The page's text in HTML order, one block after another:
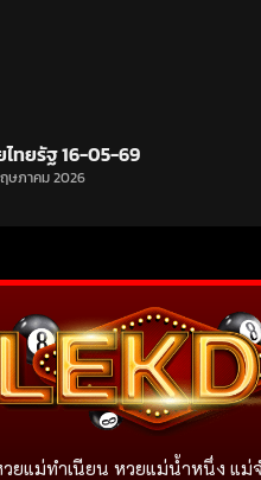
ไทยรัฐ 16-05-69
ษภาคม 2026
แม่ทำเนียน หวยแม่น้ำหนึ่ง แม่